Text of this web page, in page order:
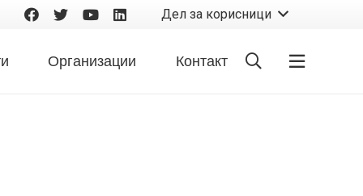
Дел за корисници
Организации Контакт